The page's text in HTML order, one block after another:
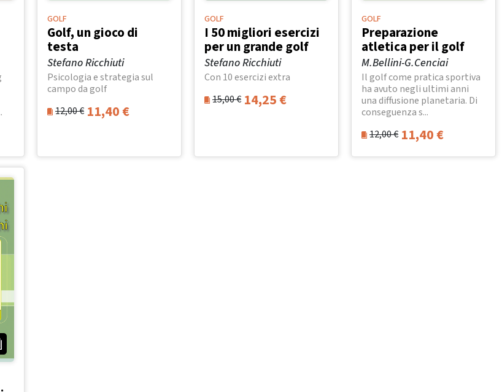
GOLF
Golf, un gioco di
testa
Stefano Ricchiuti
Psicologia e strategia sul
campo da golf
12,00€ 11,40€
GOLF
I 50 migliori esercizi
per un grande golf
Stefano Ricchiuti
Con 10 esercizi extra
15,00€ 14,25€
GOLF
Preparazione
atletica per il golf
M.Bellini-G.Cenciai
Il golf come pratica sportiva
ha avuto negli ultimi anni
una diffusione planetaria. Di
conseguenza s...
12,00€ 11,40€